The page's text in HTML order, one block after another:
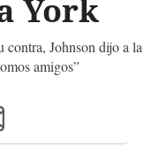
York
contra, Johnson dijo a la
amigos”